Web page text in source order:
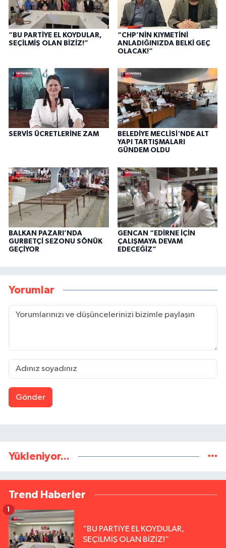
“BU PARTİYE EL KOYDULAR,
SEÇİLMİŞ OLAN BİZİZ!”
“CHP’NİN KIYMETİNİ
ANLADIĞINIZDA BELKİ GEÇ
OLACAK!”
SERVİS ÜCRETLERİNE ZAM
BELEDİYE MECLİSİ'NDE ALT
YAPI TARTIŞMALARI
GÜNDEM OLDU
BALKAN PAZARI’NDA
GURBETÇİ SEZONU SÖNÜK
GEÇİYOR
GENCAN “EDİRNE İÇİN
ÇALIŞMAYA DEVAM
EDECEĞİZ”
Yorumlar
Gönder
Yükleniyor...
Trend Haberler
“BU PARTİYE EL KOYDULAR,
SEÇİLMİŞ OLAN BİZİZ!”
1